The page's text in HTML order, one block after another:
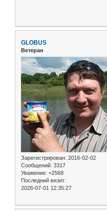
GLOBUS
Ветеран
Зарегистрирован: 2016-02-02
Сообщений: 3317
Уважение: +2568
Последний визит:
2026-07-01 12:35:27